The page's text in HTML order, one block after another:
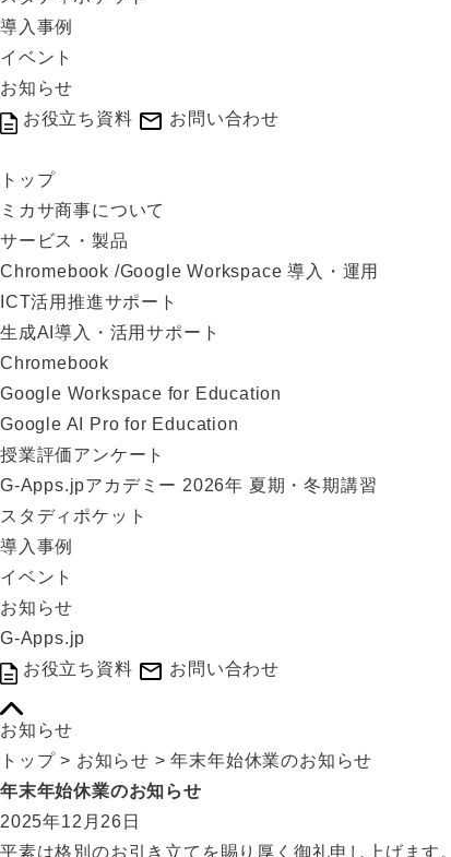
導入事例
イベント
お知らせ
お役立ち資料
お問い合わせ
トップ
ミカサ商事について
サービス・製品
Chromebook /Google Workspace 導入・運用
ICT活用推進サポート
生成AI導入・活用サポート
Chromebook
Google Workspace for Education
Google AI Pro for Education
授業評価アンケート
G-Apps.jpアカデミー 2026年 夏期・冬期講習
スタディポケット
導入事例
イベント
お知らせ
G-Apps.jp
お役立ち資料
お問い合わせ
お知らせ
トップ> お知らせ >年末年始休業のお知らせ
年末年始休業のお知らせ
2025年12月26日
平素は格別のお引き立てを賜り厚く御礼申し上げます。